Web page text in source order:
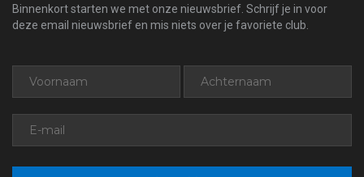
Binnenkort starten we met onze nieuwsbrief. Schrijf je in voor
deze email nieuwsbrief en mis niets over je favoriete club.